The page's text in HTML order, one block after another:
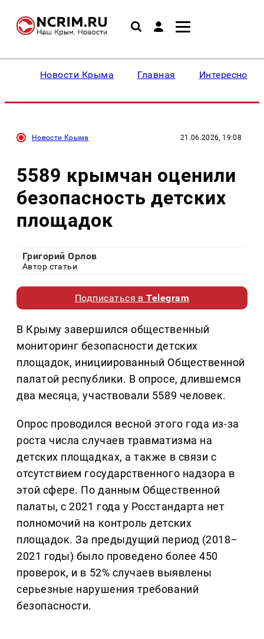
Новости Крыма Главная Интересное
Новости Крыма 21.06.2026, 19:08
5589 крымчан оценили
безопасность детских
площадок
Григорий Орлов
Автор статьи
Подписаться вTelegram
В Крыму завершился общественный
мониторинг безопасности детских
площадок, инициированный Общественной
палатой республики. В опросе, длившемся
два месяца, участвовали 5589 человек.
Опрос проводился весной этого года из-за
роста числа случаев травматизма на
детских площадках, а также в связи с
отсутствием государственного надзора в
этой сфере. По данным Общественной
палаты, с 2021 года у Росстандарта нет
полномочий на контроль детских
площадок. За предыдущий период (2018–
2021 годы) было проведено более 450
проверок, и в 52% случаев выявлены
серьезные нарушения требований
безопасности.